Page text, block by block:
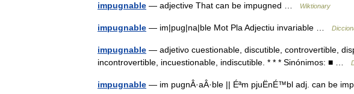
impugnable — adjective That can be impugned … Wiktionary
impugnable — im|pug|na|ble Mot Pla Adjectiu invariable …
impugnable — adjetivo cuestionable, discutible, controvertible,
incontrovertible, incuestionable, indiscutible. * * * Sinónimos: ■ …
impugnable — im pugnÂ·aÂ·ble || Éªm pjuËnÉ™bl adj. can be